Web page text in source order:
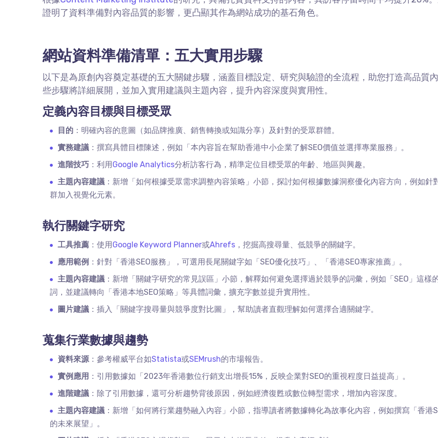
證明了資料準備對內容品質的影響，更凸顯其作為網站成功的基石角色。
網站資料準備清單：五大實用步驟
以下是為原創內容奠定基礎的五大關鍵步驟，涵蓋目標設定、研究與驗證的全流程，助您打造高品質
些步驟將詳細展開，並加入實用建議與主題內容，提升內容深度與實用性。
定義內容目標與目標受眾
目的 ：明確內容的意圖（如品牌推廣、銷售轉換或知識分享）及針對的受眾群體。
實務建議 ：撰寫具體目標陳述，例如「本內容旨在幫助香港中小企業了解SEO價值並選擇專業服務」。
進階技巧 ：利用Google Analytics分析訪客行為，精準定位目標受眾的年齡、地區與興趣。
主題內容建議 ：新增「如何根據受眾需求調整內容策略」小節，探討如何根據數據洞察優化內容方向，例如針
群加入視覺化元素。
執行關鍵字研究
工具推薦 ：使用Google Keyword Planner或Ahrefs ，挖掘高搜尋量、低競爭的關鍵字。
應用範例 ：針對「香港SEO服務」，可選用長尾關鍵字如「SEO優化技巧」、「香港SEO專家推薦」。
主題內容建議 ：新增「關鍵字研究的常見誤區」小節，解釋如何避免選擇過於競爭的詞彙，例如「SEO 」這樣
詞，並建議轉向「香港本地SEO策略」等具體詞彙，擴充字數並提升實用性。
圖片建議 ：插入「關鍵字搜尋量與競爭度對比圖」，幫助讀者直觀理解如何選擇合適關鍵字。
蒐集行業數據與趨勢
資料來源 ：參考權威平台如Statista或SEMrush的市場報告。
實例應用 ：引用數據如「2023年香港數位行銷支出增長15% ，反映企業對SEO的重視程度日益提高」。
進階建議 ：除了引用數據，還可分析趨勢背後原因，例如經濟復甦或數位轉型需求，增加內容深度。
主題內容建議 ：新增「如何將行業趨勢融入內容」小節，指導讀者將數據轉化為故事化內容，例如撰寫「香港
的未來展望」。